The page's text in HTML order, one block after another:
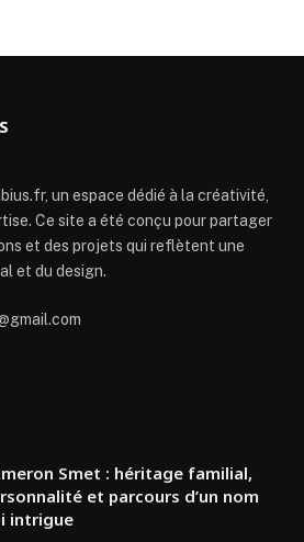
un espace dédié à la créativité,
Ce site a été conçu pour partager
et des projets qui reflètent une
et du design.
Smet : héritage familial,
et parcours d’un nom
intrigue